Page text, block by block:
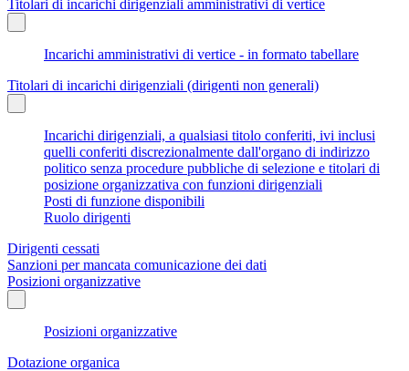
Titolari di incarichi dirigenziali amministrativi di vertice
Incarichi amministrativi di vertice - in formato tabellare
Titolari di incarichi dirigenziali (dirigenti non generali)
Incarichi dirigenziali, a qualsiasi titolo conferiti, ivi inclusi
quelli conferiti discrezionalmente dall'organo di indirizzo
politico senza procedure pubbliche di selezione e titolari di
posizione organizzativa con funzioni dirigenziali
Posti di funzione disponibili
Ruolo dirigenti
Dirigenti cessati
Sanzioni per mancata comunicazione dei dati
Posizioni organizzative
Posizioni organizzative
Dotazione organica